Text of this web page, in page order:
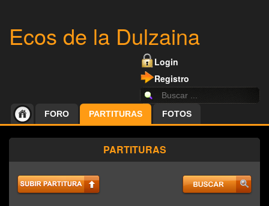
Ecos de la Dulzaina
Login
Registro
FORO PARTITURAS FOTOS
PARTITURAS